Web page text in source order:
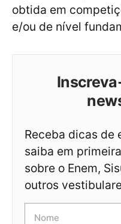
obtida em
e/ou de nível
Receba dicas de
saiba em
sobre o Enem,
outros